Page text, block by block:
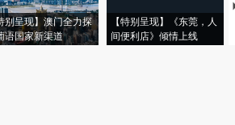
别呈现】澳门全力探
语国家新渠道
【特别呈现】《东莞，人
间便利店》倾情上线